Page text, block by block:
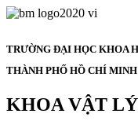
TRƯỜNG ĐẠI HỌC KHOA
THÀNH PHỐ HỒ CHÍ MINH
KHOA VẬT